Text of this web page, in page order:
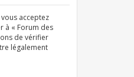
acceptez
à « Forum des
de vérifier
légalement